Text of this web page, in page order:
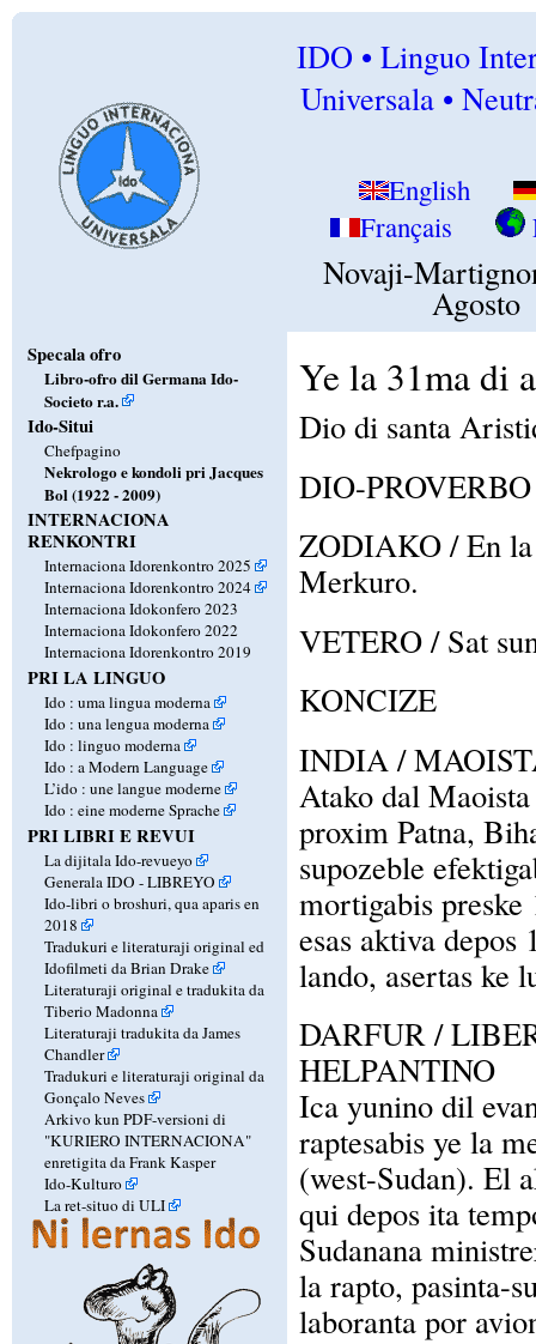
IDO • Linguo
Universala •
English
Français
Novaji-
Agosto
Specala ofro
Libro-ofro dil Germana Ido-
Societo r.a.
Ido-Situi
Chefpagino
Nekrologo e kondoli pri Jacques
Bol (1922 - 2009)
INTERNACIONA
RENKONTRI
Internaciona Idorenkontro 2025
Internaciona Idorenkontro 2024
Internaciona Idokonfero 2023
Internaciona Idokonfero 2022
Internaciona Idorenkontro 2019
PRI LA LINGUO
Ido : uma lingua moderna
Ido : una lengua moderna
Ido : linguo moderna
Ido : a Modern Language
L’ido : une langue moderne
Ido : eine moderne Sprache
PRI LIBRI E REVUI
La dijitala Ido-revueyo
Generala IDO - LIBREYO
Ido-libri o broshuri, qua aparis en
2018
Tradukuri e literaturaji original ed
Idofilmeti da Brian Drake
Literaturaji original e tradukita da
Tiberio Madonna
Literaturaji tradukita da James
Chandler
Tradukuri e literaturaji original da
Gonçalo Neves
Arkivo kun PDF-versioni di
"KURIERO INTERNACIONA"
enretigita da Frank Kasper
Ido-Kulturo
La ret-situo di ULI
Ye la 31ma di
Dio di santa
DIO-
ZODIAKO / En la
Merkuro.
VETERO / Sat
KONCIZE
INDIA /
Atako dal
proxim Patna,
supozeble
mortigabis
esas aktiva depos
lando, asertas ke
DARFUR /
HELPANTINO
Ica yunino dil
raptesabis ye la
(west-Sudan). El
qui depos ita
Sudanana
la rapto, pasinta-
laboranta por